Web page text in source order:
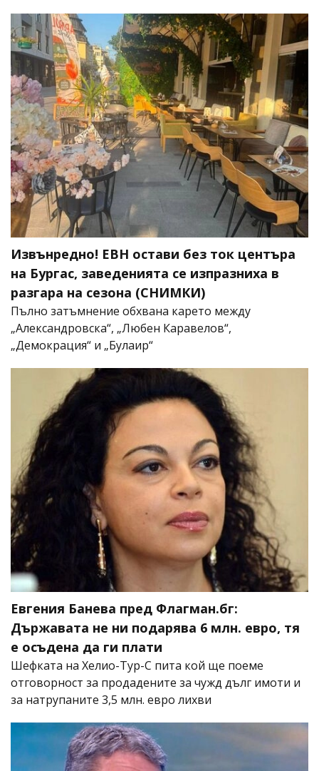
Извънредно! ЕВН остави без ток центъра
на Бургас, заведенията се изпразниха в
разгара на сезона (СНИМКИ)
Пълно затъмнение обхвана карето между
„Александровска“, „Любен Каравелов“,
„Демокрация“ и „Булаир“
Евгения Банева пред Флагман.бг:
Държавата не ни подарява 6 млн. евро, тя
е осъдена да ги плати
Шефката на Хелио-Тур-С пита кой ще поеме
отговорност за продадените за чужд дълг имоти и
за натрупаните 3,5 млн. евро лихви